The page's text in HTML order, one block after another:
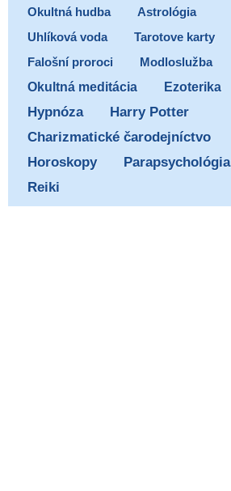
Okultná hudba
Astrológia
Uhlíková voda
Tarotove karty
Falošní proroci
Modloslužba
Okultná meditácia
Ezoterika
Hypnóza
Harry Potter
Charizmatické čarodejníctvo
Horoskopy
Parapsychológia
Reiki